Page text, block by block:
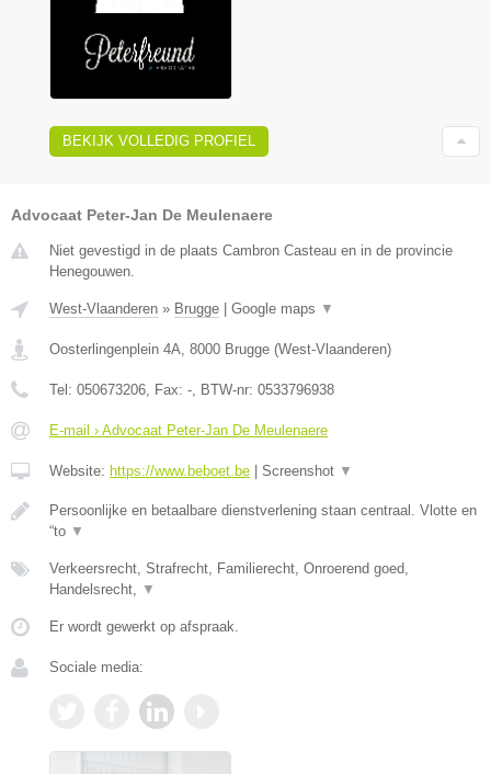
BEKIJK VOLLEDIG PROFIEL
Advocaat Peter-Jan De Meulenaere
Niet gevestigd in de plaats Cambron Casteau en in de provincie
Henegouwen.
West-Vlaanderen » Brugge Google maps ▼
Oosterlingenplein 4A, 8000 Brugge (West-Vlaanderen)
Tel: 050673206, Fax: -, BTW-nr: 0533796938
E-mail › Advocaat Peter-Jan De Meulenaere
Website: https://www.beboet.be Screenshot ▼
Persoonlijke en betaalbare dienstverlening staan centraal. Vlotte en
“to ▼
Verkeersrecht, Strafrecht, Familierecht, Onroerend goed,
Handelsrecht, ▼
Er wordt gewerkt op afspraak.
Sociale media: